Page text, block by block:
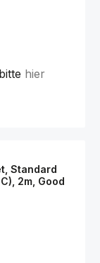
hier
Standard
2m, Good